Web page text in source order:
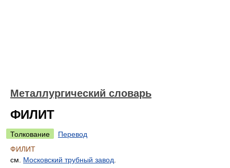
Металлургический словарь
ФИЛИТ
Толкование
Перевод
ФИЛИТ
см. Московский трубный завод